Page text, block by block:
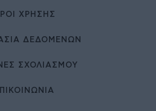
ΧΡΉΣΗΣ
ΔΕΔΟΜΕΝΩΝ
ΣΧΟΛΙΑΣΜΟΥ